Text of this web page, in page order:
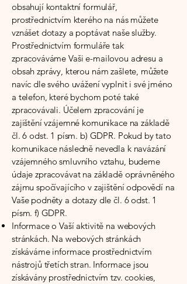
obsahují kontaktní formulář,
prostřednictvím kterého na nás můžete
vznášet dotazy a poptávat naše služby.
Prostřednictvím formuláře tak
zpracováváme Vaši e-mailovou adresu a
obsah zprávy, kterou nám zašlete, můžete
navíc dle svého uvážení vyplnit i své jméno
a telefon, které bychom poté také
zpracovávali. Účelem zpracování je
zajištění vzájemné komunikace na základě
čl. 6 odst. 1 písm. b) GDPR. Pokud by tato
komunikace následně nevedla k navázání
vzájemného smluvního vztahu, budeme
údaje zpracovávat na základě oprávněného
zájmu spočívajícího v zajištění odpovědí na
Vaše podněty a dotazy dle čl. 6 odst. 1
písm. f) GDPR.
Informace o Vaší aktivitě na webových
stránkách. Na webových stránkách
získáváme informace prostřednictvím
nástrojů třetích stran. Informace jsou
získávány prostřednictvím tzv. cookies,